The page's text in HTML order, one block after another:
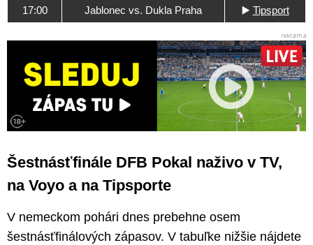
17:00 Jablonec vs. Dukla Praha ▶️ Tipsport
Šestnásťfinále DFB Pokal naživo v TV,
na Voyo a na Tipsporte
V nemeckom pohári dnes prebehne osem
šestnásťfinálových zápasov. V tabuľke nižšie nájdete